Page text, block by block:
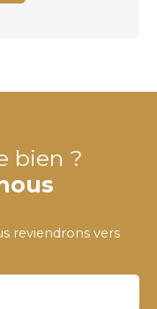
bien ?
reviendrons vers